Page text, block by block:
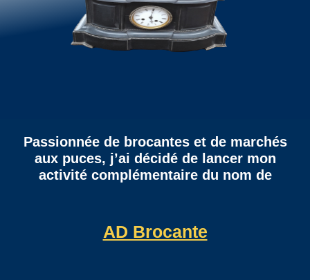
Passionnée de brocantes et de marchés
aux puces, j’ai décidé de lancer mon
activité complémentaire du nom de
AD Brocante